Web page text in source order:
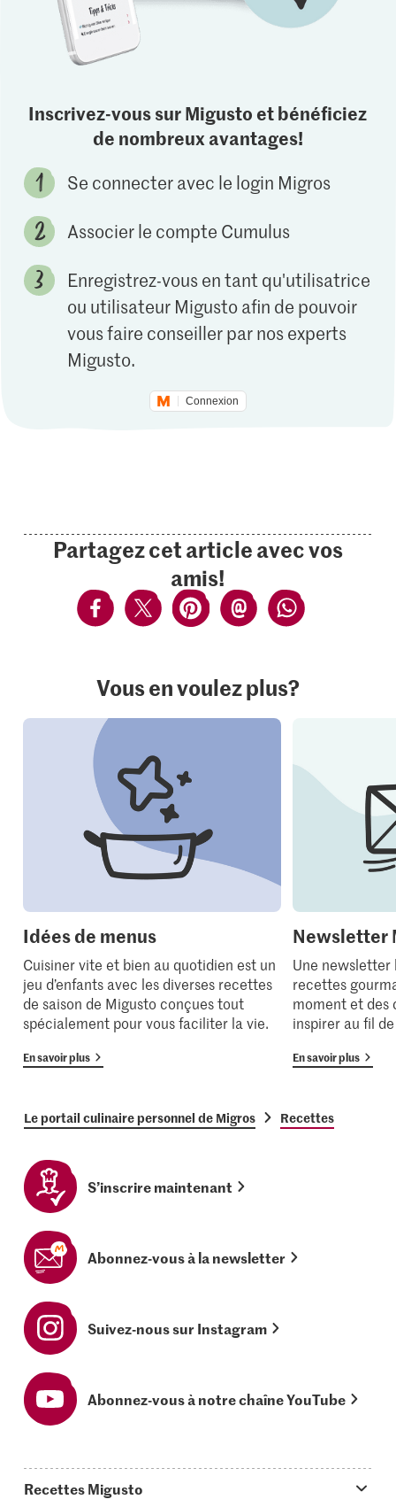
Inscrivez-vous sur Migusto et bénéficiez
de nombreux avantages!
Se connecter avec le login Migros
Associer le compte Cumulus
Enregistrez-vous en tant qu'utilisatrice
ou utilisateur Migusto afin de pouvoir
vous faire conseiller par nos experts
Migusto.
Connexion
Partagez cet article avec vos
amis!
Vous en voulez plus?
Idées de menus
Cuisiner vite et bien au quotidien est un
jeu d’enfants avec les diverses recettes
de saison de Migusto conçues tout
spécialement pour vous faciliter la vie.
En savoir plus
Newsletter
Une newsletter
recettes
moment et des
inspirer au fil
En savoir plus
Le portail culinaire personnel de Migros Recettes
S’inscrire maintenant
Abonnez-vous à la newsletter
Suivez-nous sur Instagram
Abonnez-vous à notre chaîne YouTube
Recettes Migusto